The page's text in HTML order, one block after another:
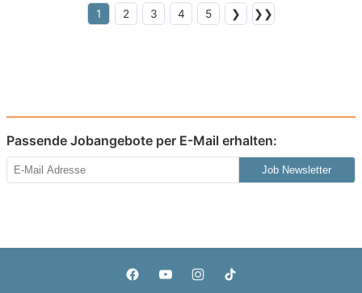
1 2 3 4 5 ❯ ❯❯
Passende Jobangebote per E-Mail erhalten:
Job Newsletter